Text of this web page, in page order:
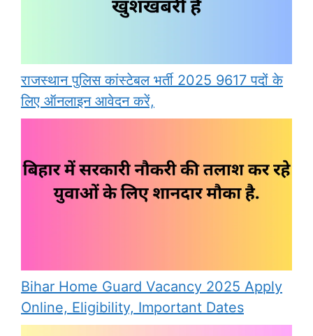
राजस्थान पुलिस कांस्टेबल भर्ती 2025 9617 पदों के
लिए ऑनलाइन आवेदन करें,
Bihar Home Guard Vacancy 2025 Apply
Online, Eligibility, Important Dates